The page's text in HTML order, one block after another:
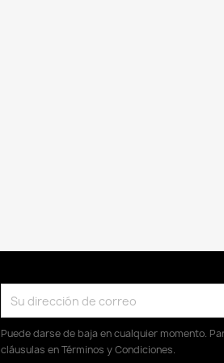
Puede darse de baja en cualquier momento.
cláusulas en Términos y Condiciones.